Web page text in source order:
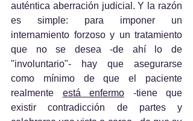
auténtica aberración judicial. Y la razón
es simple: para imponer un
internamiento forzoso y un tratamiento
que no se desea -de ahí lo de
"involuntario"- hay que asegurarse
como mínimo de que el paciente
realmente está enfermo -tiene que
existir contradicción de partes y